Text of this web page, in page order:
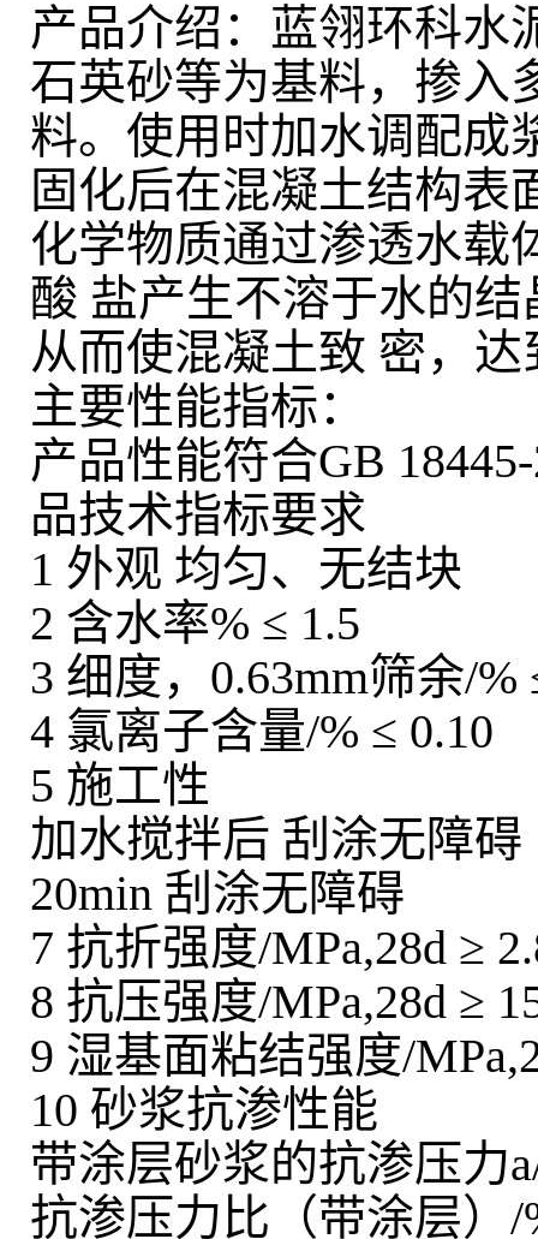
产品介绍：蓝翎环科水
石英砂等为基料，掺入
料。使用时加水调配成
固化后在混凝土结构表
化学物质通过渗透水载
酸 盐产生不溶于水的
从而使混凝土致 密，
主要性能指标：
产品性能符合GB
品技术指标要求
1 外观 均匀、无结块
2 含水率% ≤ 1.5
3 细度，0.63mm筛余/%
4 氯离子含量/% ≤ 0.10
5 施工性
加水搅拌后 刮涂无障碍
20min 刮涂无障碍
7 抗折强度/MPa,28d ≥
8 抗压强度/MPa,28d ≥
9 湿基面粘结强度/
10 砂浆抗渗性能
带涂层砂浆的抗渗压力
抗渗压力比（带涂层）/